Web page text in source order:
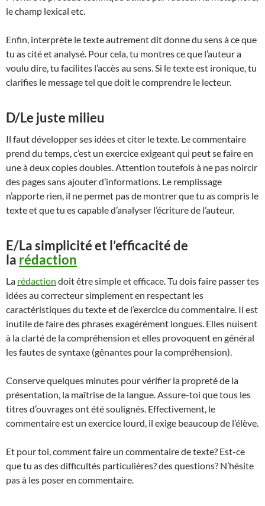
le champ lexical etc.
Enfin, interprète le texte autrement dit donne du sens à ce que
tu as cité et analysé. Pour cela, tu montres ce que l’auteur a
voulu dire, tu facilites l’accès au sens. Si le texte est ironique, tu
clarifies le message tel que doit le comprendre le lecteur.
D/Le juste milieu
Il faut développer ses idées et citer le texte. Le commentaire
prend du temps, c’est un exercice exigeant qui peut se faire en
une à deux copies doubles. Attention toutefois à ne pas noircir
des pages sans ajouter d’informations. Le remplissage
n’apporte rien, il ne permet pas de montrer que tu as compris le
texte et que tu es capable d’analyser l’écriture de l’auteur.
E/La simplicité et l’efficacité de
la rédaction
La rédaction doit être simple et efficace. Tu dois faire passer tes
idées au correcteur simplement en respectant les
caractéristiques du texte et de l’exercice du commentaire. Il est
inutile de faire des phrases exagérément longues. Elles nuisent
à la clarté de la compréhension et elles provoquent en général
les fautes de syntaxe (gênantes pour la compréhension).
Conserve quelques minutes pour vérifier la propreté de la
présentation, la maîtrise de la langue. Assure-toi que tous les
titres d’ouvrages ont été soulignés. Effectivement, le
commentaire est un exercice lourd, il exige beaucoup de l’élève.
Et pour toi, comment faire un commentaire de texte? Est-ce
que tu as des difficultés particulières? des questions? N’hésite
pas à les poser en commentaire.